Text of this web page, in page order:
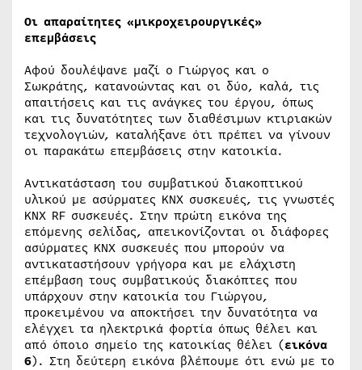
Οι απαραίτητες «μικροχειρουργικές»
επεμβάσεις
Αφού δουλέψανε μαζί ο Γιώργος και ο
Σωκράτης, κατανοώντας και οι δύο, καλά, τις
απαιτήσεις και τις ανάγκες του έργου, όπως
και τις δυνατότητες των διαθέσιμων κτιριακών
τεχνολογιών, καταλήξανε ότι πρέπει να γίνουν
οι παρακάτω επεμβάσεις στην κατοικία.
Αντικατάσταση του συμβατικού διακοπτικού
υλικού με ασύρματες KNX συσκευές, τις γνωστές
KNX RF συσκευές. Στην πρώτη εικόνα της
επόμενης σελίδας, απεικονίζονται οι διάφορες
ασύρματες ΚΝΧ συσκευές που μπορούν να
αντικαταστήσουν γρήγορα και με ελάχιστη
επέμβαση τους συμβατικούς διακόπτες που
υπάρχουν στην κατοικία του Γιώργου,
προκειμένου να αποκτήσει την δυνατότητα να
ελέγχει τα ηλεκτρικά φορτία όπως θέλει και
από όποιο σημείο της κατοικίας θέλει (εικόνα
6). Στη δεύτερη εικόνα βλέπουμε ότι ενώ με το